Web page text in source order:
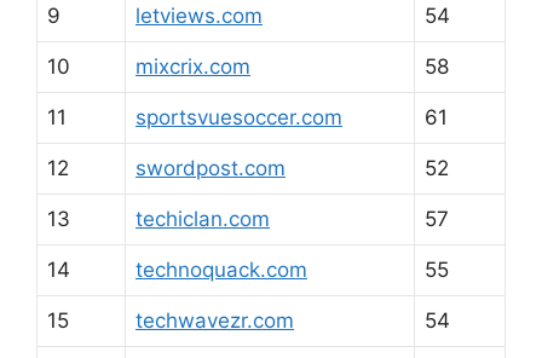
9 letviews.com 54
10 mixcrix.com 58
11 sportsvuesoccer.com 61
12 swordpost.com 52
13 techiclan.com 57
14 technoquack.com 55
15 techwavezr.com 54